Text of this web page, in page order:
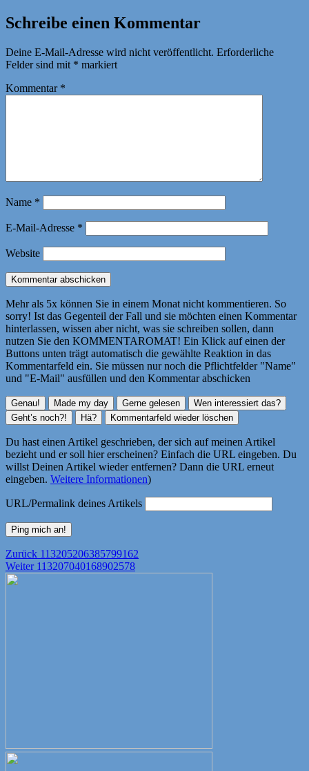
Schreibe einen Kommentar
Deine E-Mail-Adresse wird nicht veröffentlicht. Erforderliche
Felder sind mit * markiert
Kommentar *
Name *
E-Mail-Adresse *
Website
Mehr als 5x können Sie in einem Monat nicht kommentieren. So
sorry! Ist das Gegenteil der Fall und sie möchten einen Kommentar
hinterlassen, wissen aber nicht, was sie schreiben sollen, dann
nutzen Sie den KOMMENTAROMAT! Ein Klick auf einen der
Buttons unten trägt automatisch die gewählte Reaktion in das
Kommentarfeld ein. Sie müssen nur noch die Pflichtfelder "Name"
und "E-Mail" ausfüllen und den Kommentar abschicken
Du hast einen Artikel geschrieben, der sich auf meinen Artikel
bezieht und er soll hier erscheinen? Einfach die URL eingeben. Du
willst Deinen Artikel wieder entfernen? Dann die URL erneut
eingeben. Weitere Informationen)
URL/Permalink deines Artikels
Beitragsnavigation
Zurück Vorheriger
Beitrag:
113205206385799162
Weiter Nächster
113207040168902578